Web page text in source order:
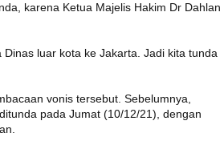
karena Ketua Majelis Hakim Dr Dahlan
luar kota ke Jakarta. Jadi kita tunda
vonis tersebut. Sebelumnya,
pada Jumat (10/12/21), dengan